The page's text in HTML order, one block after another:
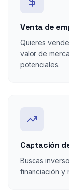
Venta de
Quieres
valor de
potenciales.
Captación
Buscas
financiación y